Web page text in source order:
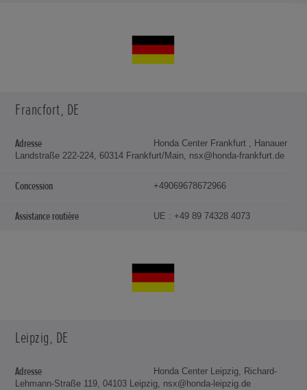
Francfort, DE
Honda Center Frankfurt , Hanauer
Landstraße 222-224, 60314 Frankfurt/Main, nsx@honda-frankfurt.de
+49069678672966
UE : +49 89 74328 4073
Leipzig, DE
Honda Center Leipzig, Richard-
Lehmann-Straße 119, 04103 Leipzig, nsx@honda-leipzig.de